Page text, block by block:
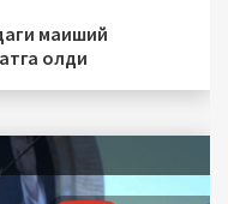
маиший
олди